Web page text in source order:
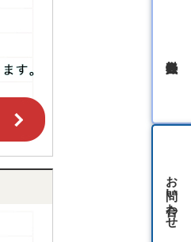
お問い合わせ